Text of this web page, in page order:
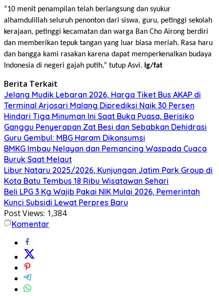
“10 menit penampilan telah berlangsung dan syukur
alhamdulillah seluruh penonton dari siswa, guru, petinggi sekolah
kerajaan, petinggi kecamatan dan warga Ban Cho Airong berdiri
dan memberikan tepuk tangan yang luar biasa meriah. Rasa haru
dan bangga kami rasakan karena dapat memperkenalkan budaya
Indonesia di negeri gajah putih,” tutup Asvi. ig/fat
Berita Terkait
Jelang Mudik Lebaran 2026, Harga Tiket Bus AKAP di
Terminal Arjosari Malang Diprediksi Naik 30 Persen
Hindari Tiga Minuman Ini Saat Buka Puasa, Berisiko
Ganggu Penyerapan Zat Besi dan Sebabkan Dehidrasi
Guru Gembul: MBG Haram Dikonsumsi
BMKG Imbau Nelayan dan Pemancing Waspada Cuaca
Buruk Saat Melaut
Libur Nataru 2025/2026, Kunjungan Jatim Park Group di
Kota Batu Tembus 18 Ribu Wisatawan Sehari
Beli LPG 3 Kg Wajib Pakai NIK Mulai 2026, Pemerintah
Kunci Subsidi Lewat Perpres Baru
Post Views: 1,384
Komentar